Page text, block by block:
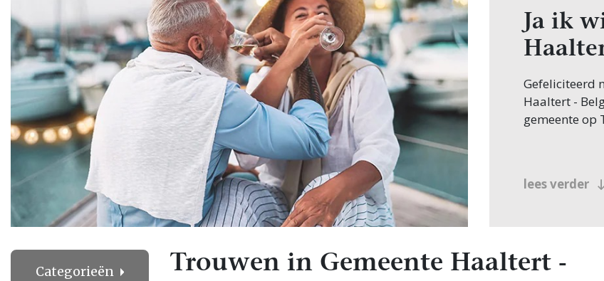
Ja ik
Gefeliciteerd
Haaltert -
gemeente op
lees verder
Categorieën
Trouwen in Gemeente Haaltert -